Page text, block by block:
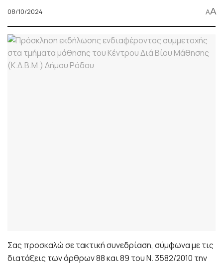
08/10/2024 AA
Σας προσκαλώ σε τακτική συνεδρίαση, σύμφωνα με τις
διατάξεις των άρθρων 88 και 89 του Ν. 3582/2010 την